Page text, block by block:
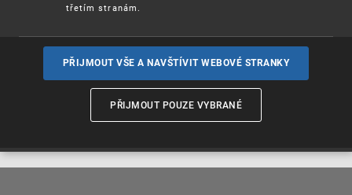
Zpětnou vazbu a návrhy může široká veřejnost
zasílat do 3. března 2022.
Více informací
třetím stranám.
PŘIJMOUT VŠE A NAVŠTÍVIT WEBOVÉ STRANKY
PŘIJMOUT POUZE VYBRANÉ